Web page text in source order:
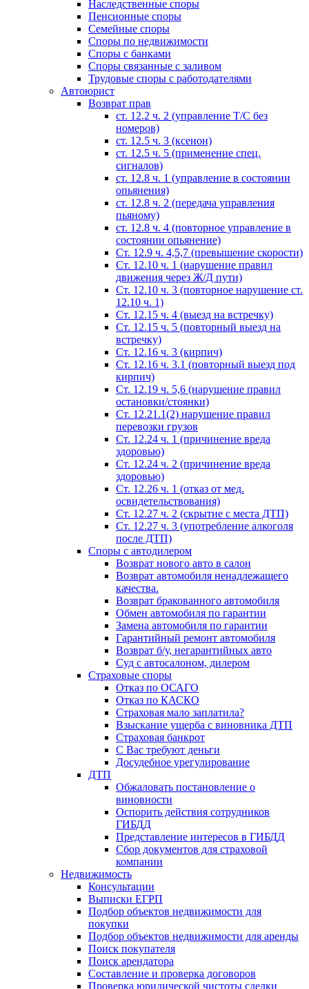
Наследственные споры
Пенсионные споры
Семейные споры
Cпоры по недвижимости
Споры с банками
Споры связанные с заливом
Трудовые споры с работодателями
Автоюрист
Возврат прав
ст. 12.2 ч. 2 (управление Т/С без
номеров)
ст. 12.5 ч. 3 (ксенон)
ст. 12.5 ч. 5 (применение спец.
сигналов)
cт. 12.8 ч. 1 (управление в состоянии
опьянения)
ст. 12.8 ч. 2 (передача управления
пьяному)
ст. 12.8 ч. 4 (повторное управление в
состоянии опьянение)
Ст. 12.9 ч. 4,5,7 (превышение скорости)
Ст. 12.10 ч. 1 (нарушение правил
движения через Ж/Д пути)
Ст. 12.10 ч. 3 (повторное нарушение ст.
12.10 ч. 1)
Ст. 12.15 ч. 4 (выезд на встречку)
Ст. 12.15 ч. 5 (повторный выезд на
встречку)
Ст. 12.16 ч. 3 (кирпич)
Ст. 12.16 ч. 3.1 (повторный выезд под
кирпич)
Ст. 12.19 ч. 5,6 (нарушение правил
остановки/стоянки)
Ст. 12.21.1(2) нарушение правил
перевозки грузов
Ст. 12.24 ч. 1 (причинение вреда
здоровью)
Ст. 12.24 ч. 2 (причинение вреда
здоровью)
Ст. 12.26 ч. 1 (отказ от мед.
освидетельствования)
Ст. 12.27 ч. 2 (скрытие с места ДТП)
Ст. 12.27 ч. 3 (употребление алкоголя
после ДТП)
Споры с автодилером
Возврат нового авто в салон
Возврат автомобиля ненадлежащего
качества.
Возврат бракованного автомобиля
Обмен автомобиля по гарантии
Замена автомобиля по гарантии
Гарантийный ремонт автомобиля
Возврат б/у, негарантийных авто
Суд с автосалоном, дилером
Страховые споры
Отказ по ОСАГО
Отказ по КАСКО
Страховая мало заплатила?
Взыскание ущерба с виновника ДТП
Страховая банкрот
С Вас требуют деньги
Досудебное урегулирование
ДТП
Обжаловать постановление о
виновности
Оспорить действия сотрудников
ГИБДД
Представление интересов в ГИБДД
Сбор документов для страховой
компании
Недвижимость
Консультации
Выписки ЕГРП
Подбор объектов недвижимости для
покупки
Подбор объектов недвижимости для аренды
Поиск покупателя
Поиск арендатора
Составление и проверка договоров
Проверка юридической чистоты сделки